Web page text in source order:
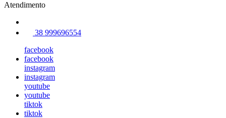
Atendimento
38 999696554
facebook
facebook
instagram
instagram
youtube
youtube
tiktok
tiktok